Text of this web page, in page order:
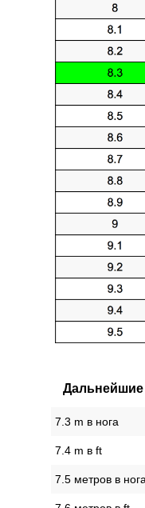
Дальнейшие
7.3 m в нога
7.4 m в ft
7.5 метров в